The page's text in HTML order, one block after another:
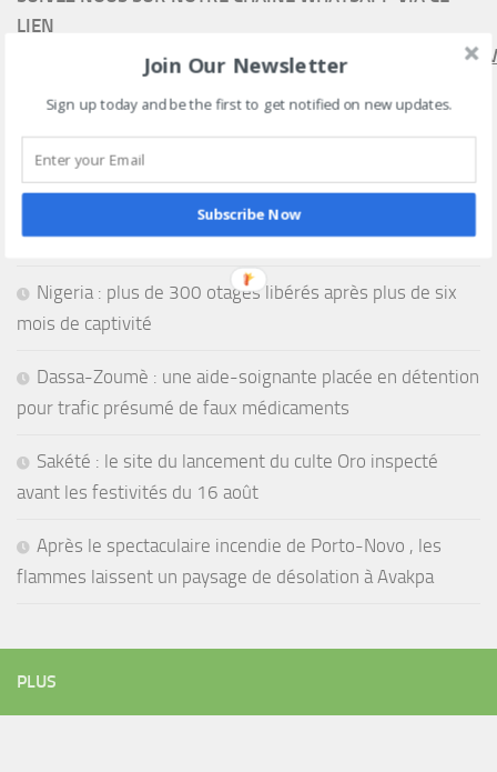
LIEN
HTTPS://WHATSAPP.COM/CHANNEL/
CAN féminine 2026 : quatre affiches décisives pour une
place en demi-finales et au Mondial 2027
Nigeria : plus de 300 otages libérés après plus de six
mois de captivité
Dassa-Zoumè : une aide-soignante placée en détention
pour trafic présumé de faux médicaments
Sakété : le site du lancement du culte Oro inspecté
avant les festivités du 16 août
Après le spectaculaire incendie de Porto-Novo , les
flammes laissent un paysage de désolation à Avakpa
PLUS
Join Our Newsletter
Sign up today and be the first to get notified on new updates.
Subscribe Now